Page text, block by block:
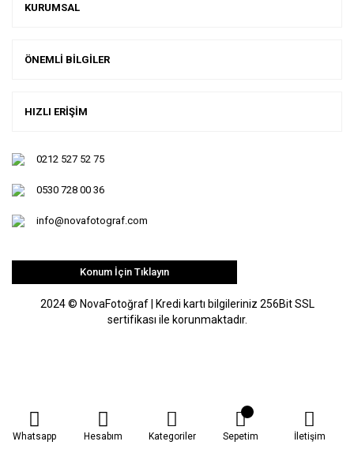
KURUMSAL
ÖNEMLİ BİLGİLER
HIZLI ERİŞİM
0212 527 52 75
0530 728 00 36
info@novafotograf.com
Konum İçin Tıklayın
2024 © NovaFotoğraf | Kredi kartı bilgileriniz 256Bit SSL
sertifikası ile korunmaktadır.
Whatsapp Hesabım Kategoriler Sepetim İletişim
ideasoft
e-
ile